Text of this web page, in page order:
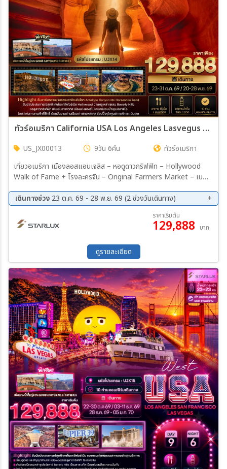
ทัวร์อเมริกา California USA Los Angeles Lasvegus Phoenix Page Arizon 9วัน 6คืน (JX)
US_JX00013 9วัน 6คืน
ทัวร์อเมริกา
เที่ยวอเมริกา เมืองลอสแอนเจลิส – หอดูดาวกริฟฟิท – Hollywood
Walk of Fame + โรงละครจีน – Original Farmers Market – เบ
นเจลิส เมืองลอสแอนเจลิส – เมืองลาสเวกัส – ศูนย์การค้า Las Vegas
North Premium Outlets – Fabulous Las Vegas Sign – ถนน
Las Vegas Strip +น้ำพุเบลลาจิโอ เมืองลาสเวกัส – แกรนด์แคนยอน
เวสต์ + สกายวอล์ค แกรนด์แคนยอนเวสต์ + Eagle Point + Guano
อโลปแคนยอน + โค้งเกือกม้าของแม่น้ำโคโลราโด – เมืองเพจ เมืองเพจ
– เมืองเซโดนา – โบสถ์แห่งกางเขนศักดิ์สิทธิ์ – เมืองฟีนิกซ์ เมืองฟีนิกซ์
– ย่านเมืองเก่าสกอตส์เดล – จัตุรัสเฮอริเทจ – ศูนย์การค้าสุดหรู
Scottsdale Fashion Square – ท่าอากาศยานนานาชาติฟินิกซ์ สกาย
ฮาร์เบอร์ ประเทศสหรัฐอเมริกา JX025 PHX-TPE 22.45-04.55 (+2)
เดินทางช่วง 23 ต.ค. 69 - 28 พ.ย. 69 (2 ช่วงวันเดินทาง)
20 พ.ย. 69 - 28 พ.ย. 69
ราคาเริ่มต้น
129,888 บาท
ดูรายละเอียด